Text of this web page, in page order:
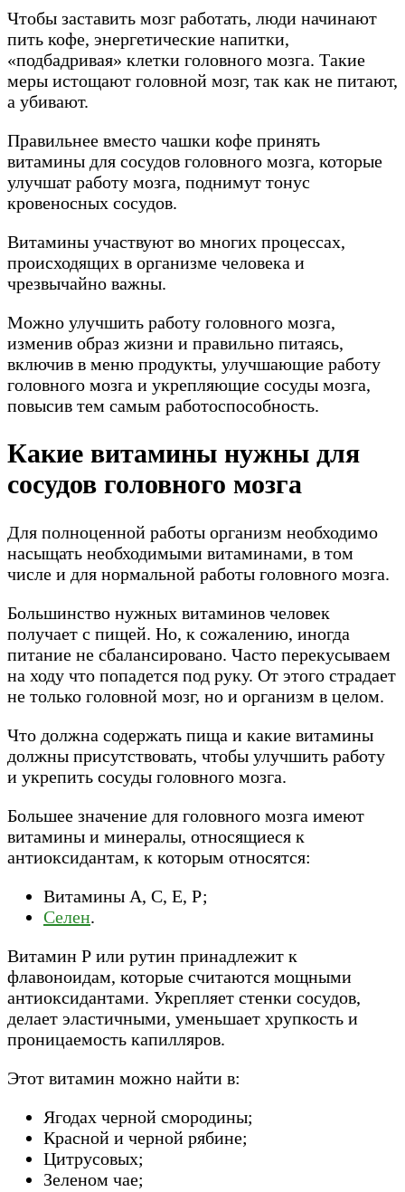
Чтобы заставить мозг работать, люди начинают
пить кофе, энергетические напитки,
«подбадривая» клетки головного мозга. Такие
меры истощают головной мозг, так как не питают,
а убивают.
Правильнее вместо чашки кофе принять
витамины для сосудов головного мозга, которые
улучшат работу мозга, поднимут тонус
кровеносных сосудов.
Витамины участвуют во многих процессах,
происходящих в организме человека и
чрезвычайно важны.
Можно улучшить работу головного мозга,
изменив образ жизни и правильно питаясь,
включив в меню продукты, улучшающие работу
головного мозга и укрепляющие сосуды мозга,
повысив тем самым работоспособность.
Какие витамины нужны для
сосудов головного мозга
Для полноценной работы организм необходимо
насыщать необходимыми витаминами, в том
числе и для нормальной работы головного мозга.
Большинство нужных витаминов человек
получает с пищей. Но, к сожалению, иногда
питание не сбалансировано. Часто перекусываем
на ходу что попадется под руку. От этого страдает
не только головной мозг, но и организм в целом.
Что должна содержать пища и какие витамины
должны присутствовать, чтобы улучшить работу
и укрепить сосуды головного мозга.
Большее значение для головного мозга имеют
витамины и минералы, относящиеся к
антиоксидантам, к которым относятся:
Витамины А, С, Е, Р;
Селен.
Витамин Р или рутин принадлежит к
флавоноидам, которые считаются мощными
антиоксидантами. Укрепляет стенки сосудов,
делает эластичными, уменьшает хрупкость и
проницаемость капилляров.
Этот витамин можно найти в:
Ягодах черной смородины;
Красной и черной рябине;
Цитрусовых;
Зеленом чае;